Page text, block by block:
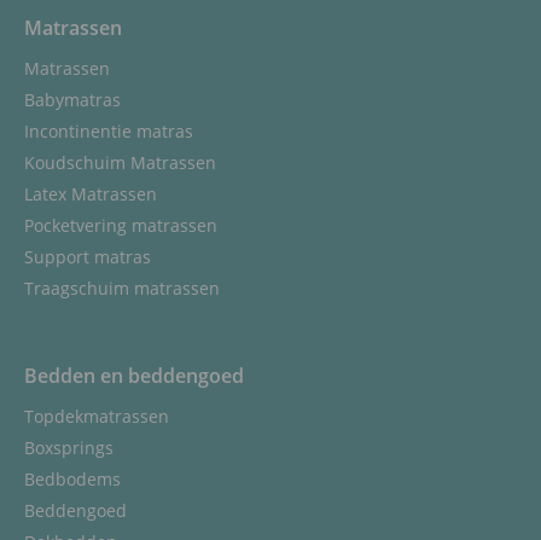
Matrassen
Matrassen
Babymatras
Incontinentie matras
Koudschuim Matrassen
Latex Matrassen
Pocketvering matrassen
Support matras
Traagschuim matrassen
Bedden en beddengoed
Topdekmatrassen
Boxsprings
Bedbodems
Beddengoed